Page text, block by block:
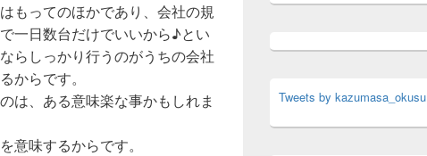
もってのほかであり、会社の規
一日数台だけでいいから♪とい
らしっかり行うのがうちの会社
からです。
は、ある意味楽な事かもしれま
意味するからです。
Tweets by kazumasa_okusu